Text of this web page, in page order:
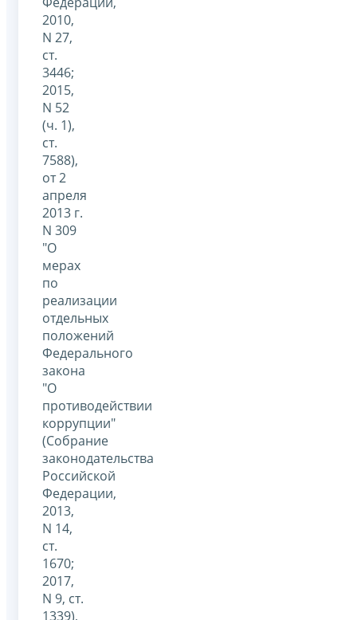
2010,
N 27,
ст.
3446;
2015,
N 52
(ч. 1),
ст.
7588),
от 2
апреля
2013 г.
N 309
"О
мерах
по
реализации
отдельных
положений
Федерального
закона
"О
противодействии
коррупции"
(Собрание
законодательства
Российской
Федерации,
2013,
N 14,
ст.
1670;
2017,
N 9, ст.
1339),